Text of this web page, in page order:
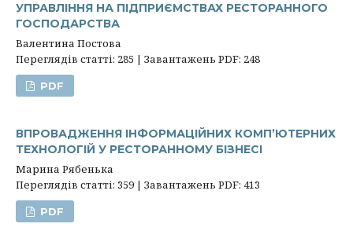
УПРАВЛІННЯ НА ПІДПРИЄМСТВАХ РЕСТОРАННОГО
ГОСПОДАРСТВА
Валентина Постова
Переглядів статті: 285 | Завантажень PDF: 248
PDF
ВПРОВАДЖЕННЯ ІНФОРМАЦІЙНИХ КОМП’ЮТЕРНИХ
ТЕХНОЛОГІЙ У РЕСТОРАННОМУ БІЗНЕСІ
Марина Рябенька
Переглядів статті: 359 | Завантажень PDF: 413
PDF